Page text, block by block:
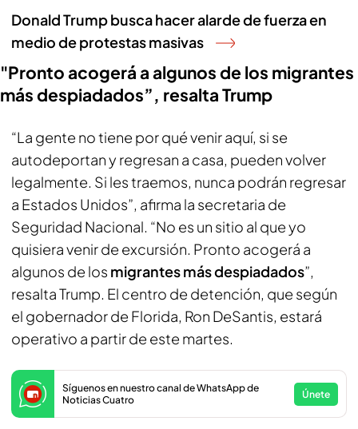
Donald Trump busca hacer alarde de fuerza en
medio de protestas masivas
"Pronto acogerá a algunos de los migrantes
más despiadados”, resalta Trump
“La gente no tiene por qué venir aquí, si se
autodeportan y regresan a casa, pueden volver
legalmente. Si les traemos, nunca podrán regresar
a Estados Unidos”, afirma la secretaria de
Seguridad Nacional. “No es un sitio al que yo
quisiera venir de excursión. Pronto acogerá a
algunos de los migrantes más despiadados”,
resalta Trump. El centro de detención, que según
el gobernador de Florida, Ron DeSantis, estará
operativo a partir de este martes.
Síguenos en nuestro canal de WhatsApp de
Noticias Cuatro
Únete